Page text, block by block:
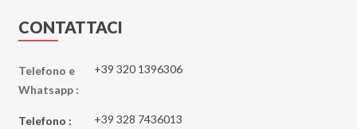
CONTATTACI
Telefono e
Whatsapp :
+39 320 1396306
Telefono : +39 328 7436013